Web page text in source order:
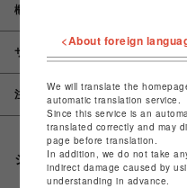
概要
サイズ
注意事項
シェアする
<About foreign
We will translate the
automatic translation service.
Since this service is an
translated correctly and may
page before translation.
In addition, we do not take
indirect damage caused by
understanding in advance.